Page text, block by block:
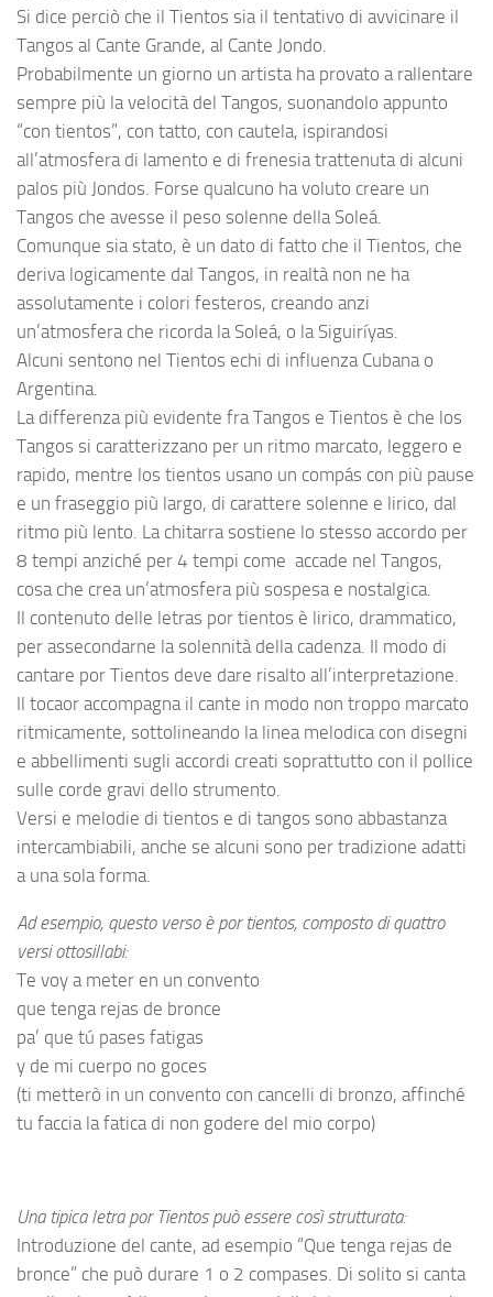
Si dice perciò che il Tientos sia il tentativo di avvicinare il
Tangos al Cante Grande, al Cante Jondo.
Probabilmente un giorno un artista ha provato a rallentare
sempre più la velocità del Tangos, suonandolo appunto
“con tientos”, con tatto, con cautela, ispirandosi
all’atmosfera di lamento e di frenesia trattenuta di alcuni
palos più Jondos. Forse qualcuno ha voluto creare un
Tangos che avesse il peso solenne della Soleá.
Comunque sia stato, è un dato di fatto che il Tientos, che
deriva logicamente dal Tangos, in realtà non ne ha
assolutamente i colori festeros, creando anzi
un’atmosfera che ricorda la Soleá, o la Siguiríyas.
Alcuni sentono nel Tientos echi di influenza Cubana o
Argentina.
La differenza più evidente fra Tangos e Tientos è che los
Tangos si caratterizzano per un ritmo marcato, leggero e
rapido, mentre los tientos usano un compás con più pause
e un fraseggio più largo, di carattere solenne e lirico, dal
ritmo più lento. La chitarra sostiene lo stesso accordo per
8 tempi anziché per 4 tempi come accade nel Tangos,
cosa che crea un’atmosfera più sospesa e nostalgica.
Il contenuto delle letras por tientos è lirico, drammatico,
per assecondarne la solennità della cadenza. Il modo di
cantare por Tientos deve dare risalto all’interpretazione.
Il tocaor accompagna il cante in modo non troppo marcato
ritmicamente, sottolineando la linea melodica con disegni
e abbellimenti sugli accordi creati soprattutto con il pollice
sulle corde gravi dello strumento.
Versi e melodie di tientos e di tangos sono abbastanza
intercambiabili, anche se alcuni sono per tradizione adatti
a una sola forma.
Ad esempio, questo verso è por tientos, composto di quattro
versi ottosillabi:
Te voy a meter en un convento
que tenga rejas de bronce
pa’ que tú pases fatigas
y de mi cuerpo no goces
(ti metterò in un convento con cancelli di bronzo, affinché
tu faccia la fatica di non godere del mio corpo)
Una tipica letra por Tientos può essere così strutturata:
Introduzione del cante, ad esempio “Que tenga rejas de
bronce” che può durare 1 o 2 compases. Di solito si canta